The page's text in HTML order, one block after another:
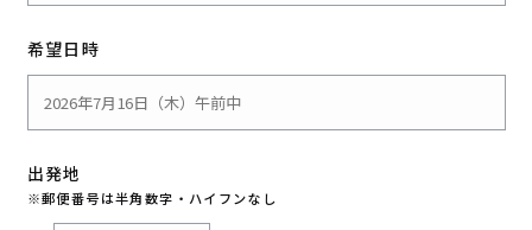
希望日時
出発地
※郵便番号は半角数字・ハイフンなし